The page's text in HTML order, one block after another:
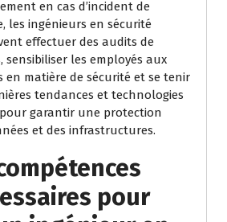
en cas d’incident de
les ingénieurs en sécurité
effectuer des audits de
sensibiliser les employés aux
en matière de sécurité et se tenir
tendances et technologies
garantir une protection
et des infrastructures.
pour